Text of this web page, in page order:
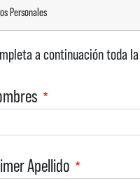
Personales
a continuación toda
Apellido